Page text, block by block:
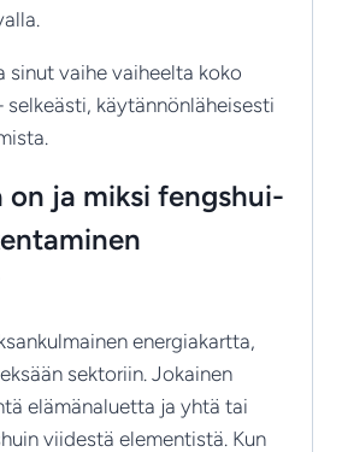
sinut vaihe vaiheelta koko
käytännönläheisesti
on ja miksi fengshui-
energiakartta,
sektoriin. Jokainen
elämänaluetta ja yhtä tai
viidestä elementistä. Kun